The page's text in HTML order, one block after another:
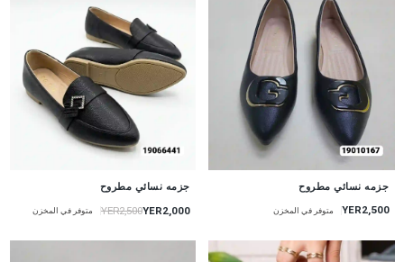
جزمه نسائي مطروح
YER2,500 متوفر في المخزن
جزمه نسائي مطروح
YER2,000
YER2,500 متوفر في المخزن